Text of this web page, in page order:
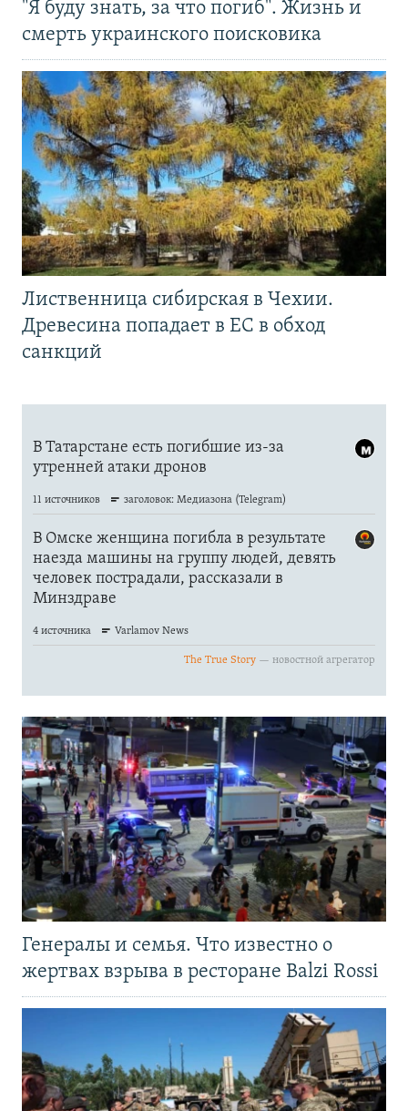
"Я буду знать, за что погиб". Жизнь и
смерть украинского поисковика
Лиственница сибирская в Чехии.
Древесина попадает в ЕС в обход
санкций
Генералы и семья. Что известно о
жертвах взрыва в ресторане Balzi Rossi